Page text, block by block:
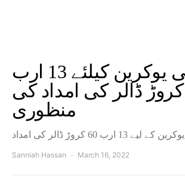
امریکہ کی یوکرین کیلئے 13 ارب
60 کروڑ ڈالر کی امداد کی
منظوری
Sanniah Hassan March 16, 2022